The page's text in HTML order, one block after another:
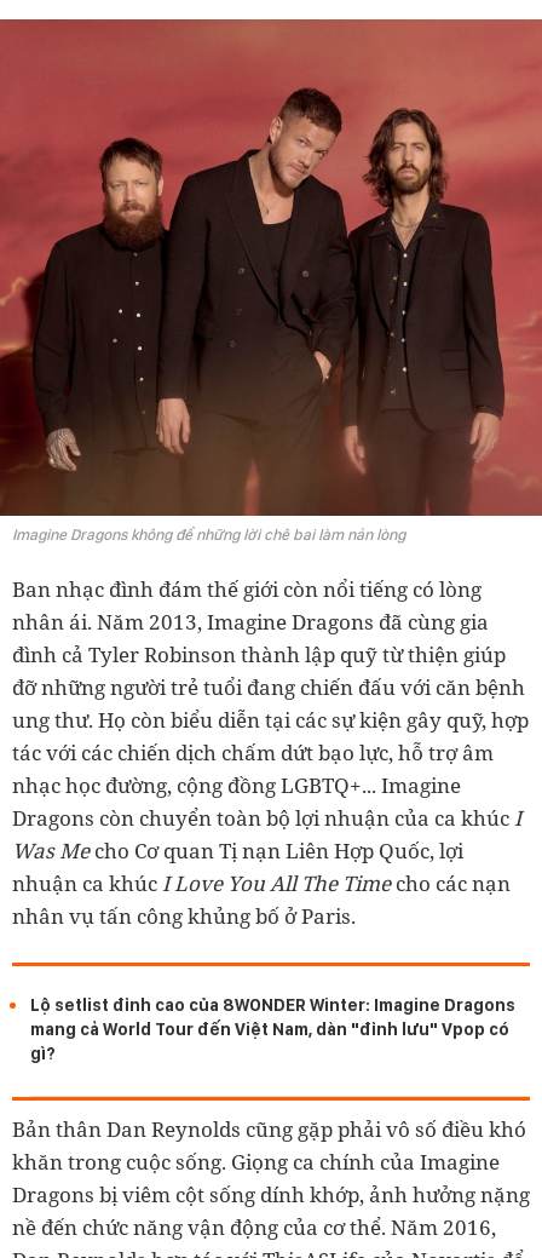
Imagine Dragons không để những lời chê bai làm nản lòng
Ban nhạc đình đám thế giới còn nổi tiếng có lòng
nhân ái. Năm 2013, Imagine Dragons đã cùng gia
đình cả Tyler Robinson thành lập quỹ từ thiện giúp
đỡ những người trẻ tuổi đang chiến đấu với căn bệnh
ung thư. Họ còn biểu diễn tại các sự kiện gây quỹ, hợp
tác với các chiến dịch chấm dứt bạo lực, hỗ trợ âm
nhạc học đường, cộng đồng LGBTQ+... Imagine
Dragons còn chuyển toàn bộ lợi nhuận của ca khúcI
Was Mecho Cơ quan Tị nạn Liên Hợp Quốc, lợi
nhuận ca khúcI Love You All The Timecho các nạn
nhân vụ tấn công khủng bố ở Paris.
Lộ setlist đỉnh cao của 8WONDER Winter: Imagine Dragons
mang cả World Tour đến Việt Nam, dàn "đỉnh lưu" Vpop có
gì?
Bản thân Dan Reynolds cũng gặp phải vô số điều khó
khăn trong cuộc sống. Giọng ca chính của Imagine
Dragons bị viêm cột sống dính khớp, ảnh hưởng nặng
nề đến chức năng vận động của cơ thể. Năm 2016,